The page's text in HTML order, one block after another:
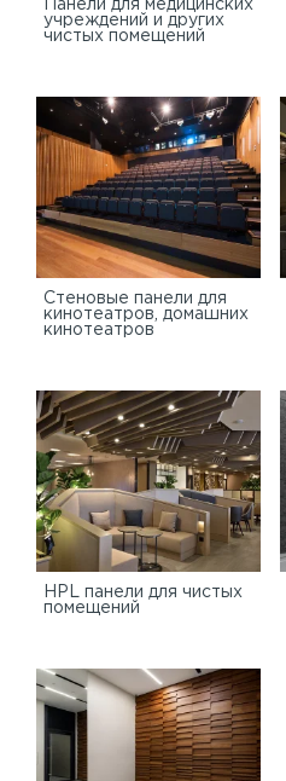
Панели для медицинских
учреждений и других
чистых помещений
Стеновые панели для
кинотеатров, домашних
кинотеатров
HPL панели для чистых
помещений